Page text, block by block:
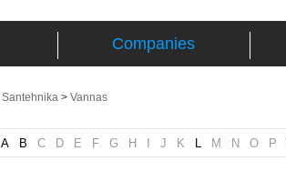
Companies
Santehnika > Vannas
A B C D E F G H J K L M N O P